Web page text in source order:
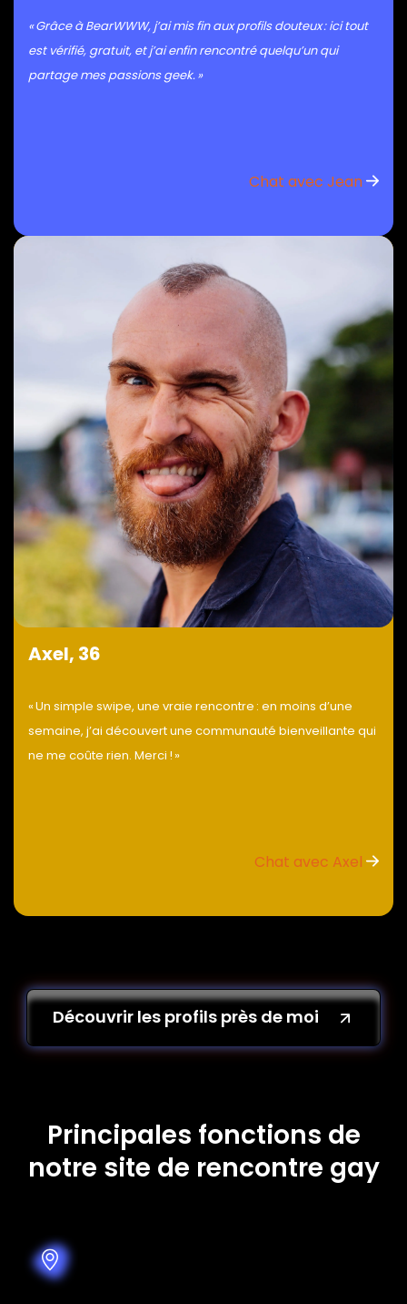
« Grâce à BearWWW, j’ai mis fin aux profils douteux : ici tout
est vérifié, gratuit, et j’ai enfin rencontré quelqu’un qui
partage mes passions geek. »
Chat avec Jean
Axel, 36
« Un simple swipe, une vraie rencontre : en moins d’une
semaine, j’ai découvert une communauté bienveillante qui
ne me coûte rien. Merci ! »
Chat avec Axel
Découvrir les profils près de moi
Principales fonctions de
notre site de rencontre gay